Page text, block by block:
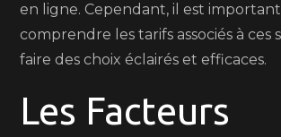
en ligne. Cependant, il est
comprendre les tarifs associés à ces
faire des choix éclairés et efficaces.
Les Facteurs